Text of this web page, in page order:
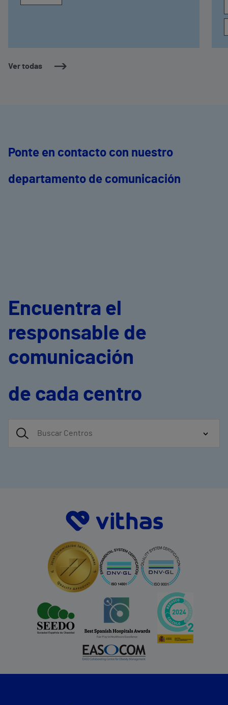
Ver todas
Ponte en contacto con nuestro
departamento de comunicación
Encuentra el
responsable de
comunicación
de cada centro